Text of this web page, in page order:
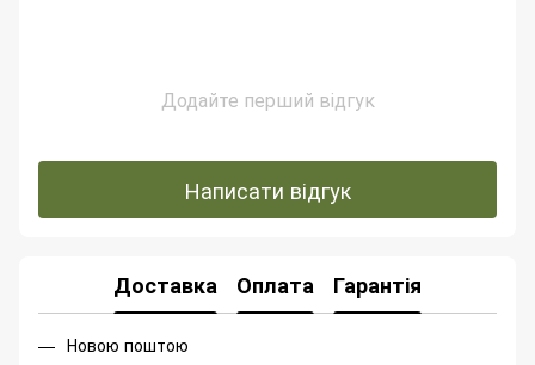
Додайте перший відгук
Написати відгук
Доставка Оплата Гарантія
Новою поштою